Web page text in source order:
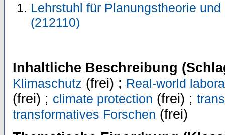
Lehrstuhl für Planungstheorie
(212110)
Inhaltliche Beschreibung
Klimaschutz (frei) ; Real-world
(frei) ; climate protection (frei) ;
transformatives Forschen (frei)